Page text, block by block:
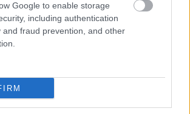
Google to enable storage
including authentication
and fraud prevention, and other
32°
Αραιή Συννεφιά
31°